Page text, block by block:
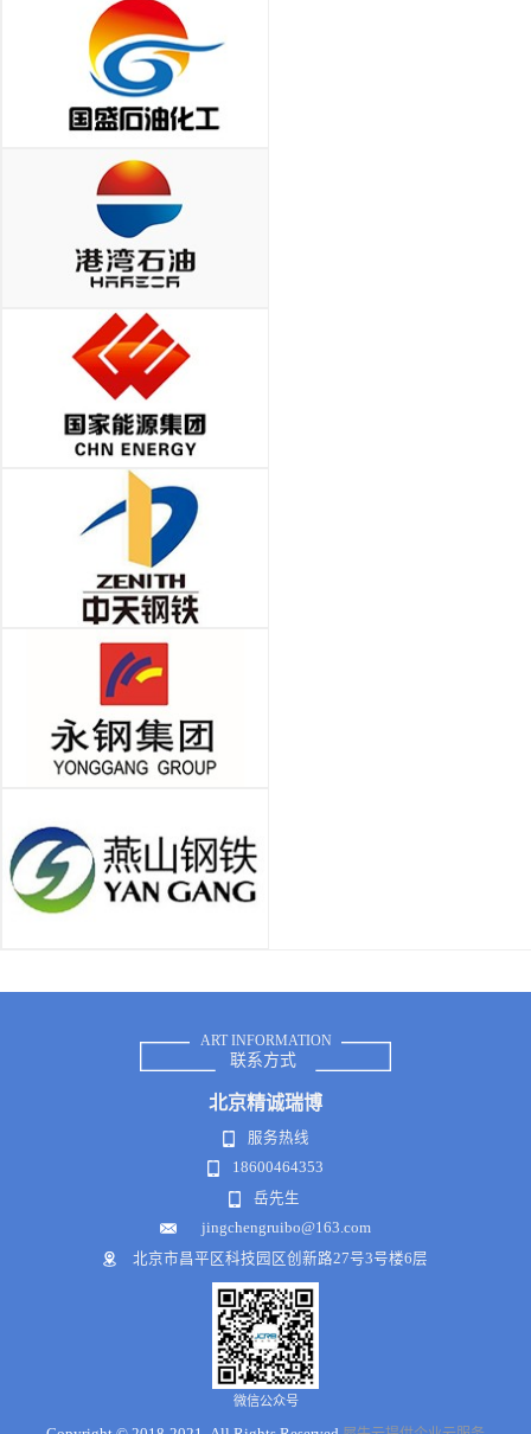
ART INFORMATION
联系方式
北京精诚瑞博
服务热线
18600464353
岳先生
jingchengruibo@163.com
北京市昌平区科技园区创新路27号3号楼6层
微信公众号